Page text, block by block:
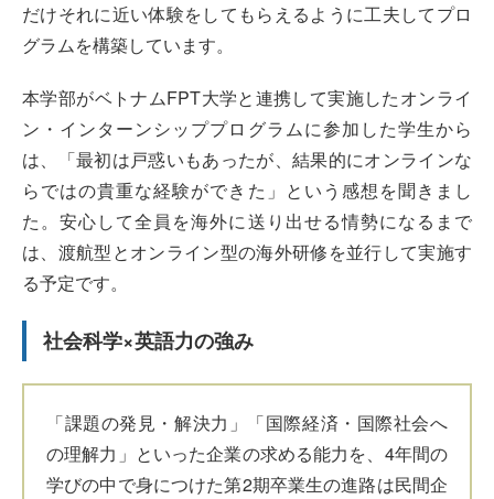
だけそれに近い体験をしてもらえるように工夫してプロ
グラムを構築しています。
本学部がベトナムFPT大学と連携して実施したオンライ
ン・インターンシッププログラムに参加した学生から
は、「最初は戸惑いもあったが、結果的にオンラインな
らではの貴重な経験ができた」という感想を聞きまし
た。安心して全員を海外に送り出せる情勢になるまで
は、渡航型とオンライン型の海外研修を並行して実施す
る予定です。
社会科学×英語力の強み
「課題の発見・解決力」「国際経済・国際社会へ
の理解力」といった企業の求める能力を、4年間の
学びの中で身につけた第2期卒業生の進路は民間企